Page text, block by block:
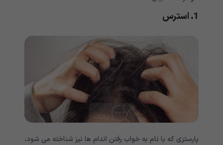
1. استرس
پارستزی که با نام به خواب رفتن اندام ها نیز شناخته می شود،